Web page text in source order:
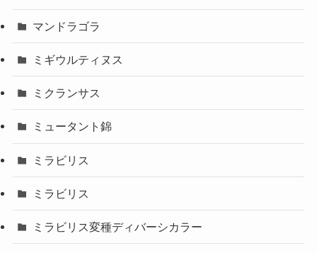
マンドラゴラ
ミギウルティヌス
ミクランサス
ミュータント錦
ミラビリス
ミラビリス
ミラビリス変種ディバーシカラー